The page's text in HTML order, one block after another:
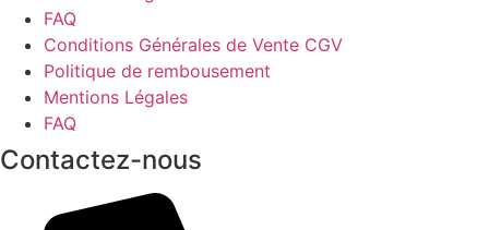
FAQ
Conditions Générales de Vente CGV
Politique de rembousement
Mentions Légales
FAQ
Contactez-nous